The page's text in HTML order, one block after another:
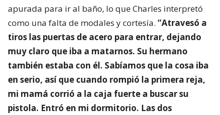
apurada para ir al baño, lo que Charles interpretó
como una falta de modales y cortesía. “Atravesó a
tiros las puertas de acero para entrar, dejando
muy claro que iba a matarnos. Su hermano
también estaba con él. Sabíamos que la cosa iba
en serio, así que cuando rompió la primera reja,
mi mamá corrió a la caja fuerte a buscar su
pistola. Entró en mi dormitorio. Las dos